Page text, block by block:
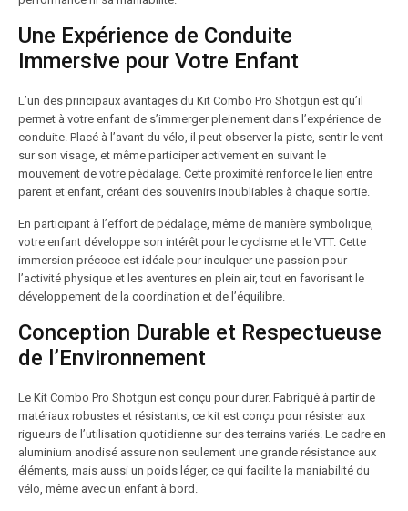
Une Expérience de Conduite
Immersive pour Votre Enfant
L’un des principaux avantages du Kit Combo Pro Shotgun est qu’il
permet à votre enfant de s’immerger pleinement dans l’expérience de
conduite. Placé à l’avant du vélo, il peut observer la piste, sentir le vent
sur son visage, et même participer activement en suivant le
mouvement de votre pédalage. Cette proximité renforce le lien entre
parent et enfant, créant des souvenirs inoubliables à chaque sortie.
En participant à l’effort de pédalage, même de manière symbolique,
votre enfant développe son intérêt pour le cyclisme et le VTT. Cette
immersion précoce est idéale pour inculquer une passion pour
l’activité physique et les aventures en plein air, tout en favorisant le
développement de la coordination et de l’équilibre.
Conception Durable et Respectueuse
de l’Environnement
Le Kit Combo Pro Shotgun est conçu pour durer. Fabriqué à partir de
matériaux robustes et résistants, ce kit est conçu pour résister aux
rigueurs de l’utilisation quotidienne sur des terrains variés. Le cadre en
aluminium anodisé assure non seulement une grande résistance aux
éléments, mais aussi un poids léger, ce qui facilite la maniabilité du
vélo, même avec un enfant à bord.